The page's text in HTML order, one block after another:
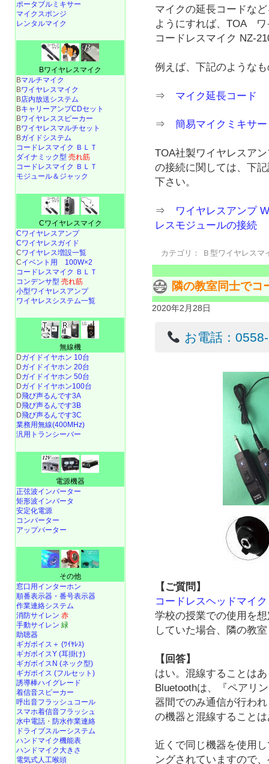
マイクの延長コードな
ようにすれば、TOA
コードレスマイク NZ-
例えば、下記のような
⇒ マイク延長コード
⇒簡易マイクミキサ
TOA社製ワイヤレスア
の接続に関しては、下
下さい。
⇒ ワイヤレスアンプ
レスモジュールの接続
カテゴリ： Ｂ型ワイヤレスマ
隣の教室同士でコ
2020年2月28日
お電話：
【ご質問】
コードレスヘッドマイ
学校の授業での使用を
していた場合、隣の教
【回答】
はい。混線することは
Bluetoothは、『ペアリ
器間でのみ通信が行わ
の機器と混線すること
近くで同じ機器を使用
ングされていますので
ポータブルミキサー
マイクスポンジ
レンタルマイク
Bワイヤレスマイク
Bマルチマイク
Bワイヤレスマイク
B店内放送システム
BキャリーアンプCDセット
Bワイヤレススピーカー
Bワイヤレスマルチセット
Bガイドシステム
コードレスマイク ＢＬＴ
ダイナミック型 売れ筋
コードレスマイク ＢＬＴ
モジュール＆ジャック
Cワイヤレスマイク
Cワイヤレスアンプ
Cワイヤレスガイド
Cワイヤレス増設一覧
Cイベント用 100W×2
コードレスマイク ＢＬＴ
コンデンサ型 売れ筋
小型ワイヤレスアンプ
ワイヤレスシステム一覧
無線機
Dガイドイヤホン 10台
Dガイドイヤホン 20台
Dガイドイヤホン 50台
Dガイドイヤホン100台
D飛び声るんです3A
D飛び声るんです3B
D飛び声るんです3C
業務用無線(400MHz)
汎用トランシーバー
電源機器
正弦波インバーター
矩形波インバータ
安定化電源
コンバーター
アップバーター
その他
窓口用インターホン
順番表示器・番号表示器
作業連絡システム
消防サイレン 赤
手動サイレン 緑
助聴器
ギガボイス＋ (ﾜｲﾔﾚｽ)
ギガボイスY (耳掛け)
ギガボイスN (ネック型)
ギガボイス (フルセット)
誘導棒ハイグレード
着信音スピーカー
呼出音フラッシュコール
スマホ着信音フラッシュ
水中電話 ・ 防水作業連絡
ドライブスルーシステム
ハンドマイク機能表
ハンドマイク大きさ
電気式人工喉頭